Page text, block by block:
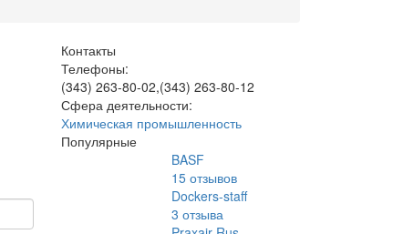
Контакты
Телефоны:
(343) 263-80-02,(343) 263-80-12
Сфера деятельности:
Химическая промышленность
Популярные
BASF
15 отзывов
Dockers-staff
3 отзыва